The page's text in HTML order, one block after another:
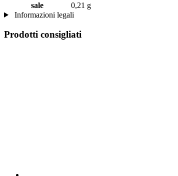
sale
0,21 g
Informazioni legali
Prodotti consigliati